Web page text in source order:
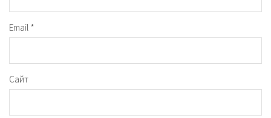
Email *
Сайт